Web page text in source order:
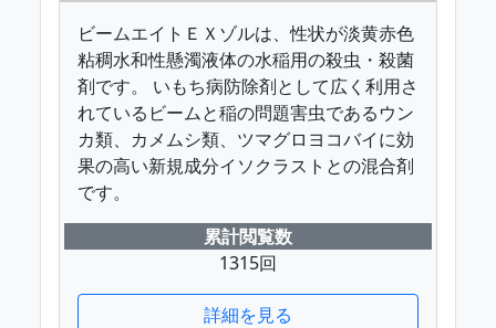
ビームエイトＥＸゾルは、性状が淡黄赤色
粘稠水和性懸濁液体の水稲用の殺虫・殺菌
剤です。 いもち病防除剤として広く利用さ
れているビームと稲の問題害虫であるウン
カ類、カメムシ類、ツマグロヨコバイに効
果の高い新規成分イソクラストとの混合剤
です。
累計閲覧数
1315回
詳細を見る